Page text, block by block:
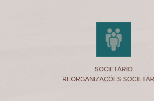
SOCIETÁRIO
REORGANIZAÇÕES
SOCIETÁRIO
REORGANIZAÇÕES
link